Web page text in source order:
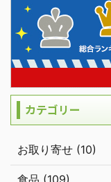
カテゴリー
お取り寄せ (10)
食品 (109)